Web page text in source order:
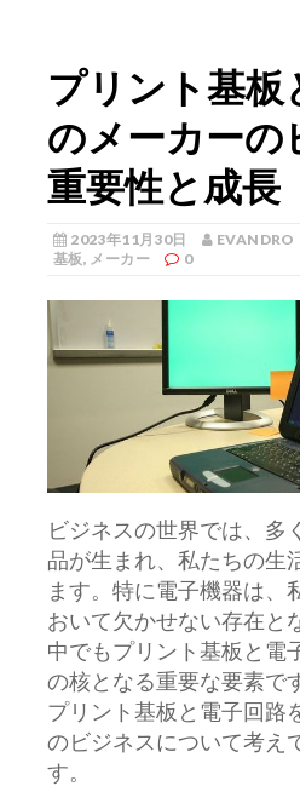
プリント基板
のメーカーの
重要性と成長
2023年11月30日 EVANDRO
基板, メーカー 0
ビジネスの世界では、多
品が生まれ、私たちの生
ます。 特に電子機器は、
おいて欠かせない存在と
中でもプリント基板と電
の核となる重要な要素で
プリント基板と電子回路
のビジネスについて考え
す。